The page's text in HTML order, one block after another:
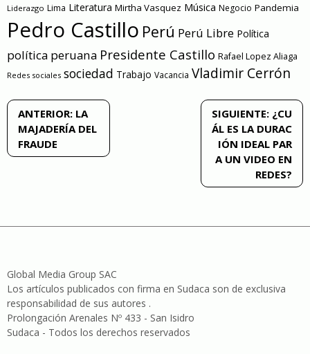
Liderazgo Lima Literatura Mirtha Vasquez Música Negocio Pandemia
Pedro Castillo Perú Perú Libre Política
política peruana Presidente Castillo Rafael Lopez Aliaga
Redes sociales sociedad Trabajo Vacancia Vladimir Cerrón
Navegación
de
entradas
ANTERIOR: LA
MAJADERÍA DEL
FRAUDE
SIGUIENTE: ¿CU
ÁL ES LA DURAC
IÓN IDEAL PAR
A UN VIDEO EN
REDES?
Global Media Group SAC
Los artículos publicados con firma en Sudaca son de exclusiva
responsabilidad de sus autores .
Prolongación Arenales Nº 433 - San Isidro
Sudaca - Todos los derechos reservados